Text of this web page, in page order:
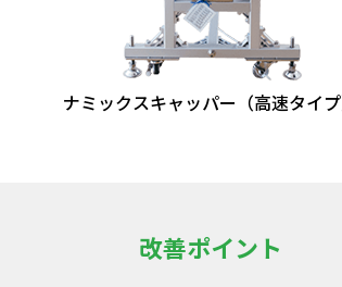
ナミックスキャッパー（高速タイプ
改善ポイント